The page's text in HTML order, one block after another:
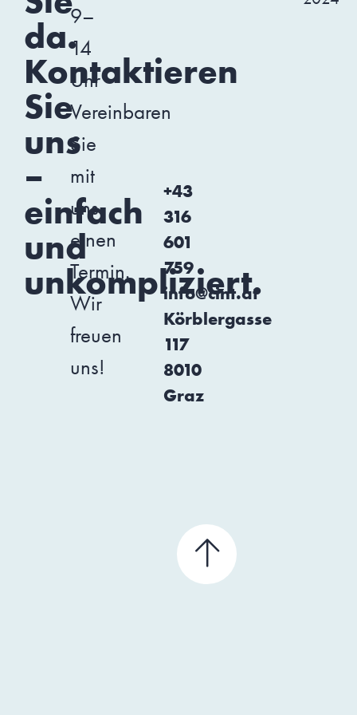
da.
Kontaktieren
Sie
uns
–
einfach
und
unkompliziert.
9–
14
Uhr
Vereinbaren
Sie
mit
uns
einen
Termin.
Wir
freuen
uns!
Körblergasse
117
8010
Graz
+43
316
601
759
info@cint.at